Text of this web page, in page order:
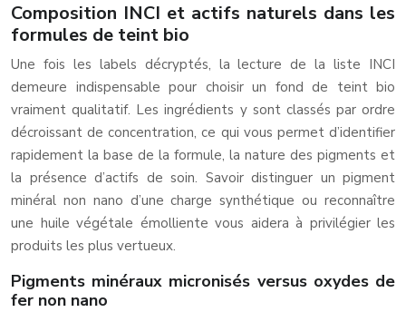
Composition INCI et actifs naturels dans les
formules de teint bio
Une fois les labels décryptés, la lecture de la liste INCI
demeure indispensable pour choisir un fond de teint bio
vraiment qualitatif. Les ingrédients y sont classés par ordre
décroissant de concentration, ce qui vous permet d’identifier
rapidement la base de la formule, la nature des pigments et
la présence d’actifs de soin. Savoir distinguer un pigment
minéral non nano d’une charge synthétique ou reconnaître
une huile végétale émolliente vous aidera à privilégier les
produits les plus vertueux.
Pigments minéraux micronisés versus oxydes de
fer non nano